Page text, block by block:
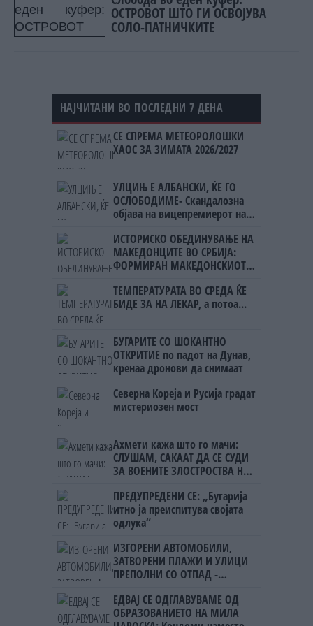
ОСТРОВОТ ШТО ГИ ОСВОЈУВА
СОЛО-ПАТНИЧКИТЕ
НАЈЧИТАНИ ВО ПОСЛЕДНИ 7 ДЕНА
СЕ СПРЕМА МЕТЕОРОЛОШКИ
ХАОС ЗА ЗИМАТА 2026/2027
УЛЦИЊ Е АЛБАНСКИ, ЌЕ ГО
ОСЛОБОДИМЕ- Скандалозна
објава на вицепремиерот на
ИСТОРИСКО ОБЕДИНУВАЊЕ НА
МАКЕДОНЦИТЕ ВО СРБИЈА:
ФОРМИРАН МАКЕДОНСКИОТ
ТЕМПЕРАТУРАТА ВО СРЕДА ЌЕ
БИДЕ ЗА НА ЛЕКАР, а потоа...
БУГАРИТЕ СО ШОКАНТНО
ОТКРИТИЕ по падот на Дунав,
кренаа дронови да снимаат
Северна Кореја и Русија градат
мистериозен мост
Ахмети кажа што го мачи:
СЛУШАМ, САКААТ ДА СЕ СУДИ
ЗА ВОЕНИТЕ ЗЛОСТРОСТВА НА
ПРЕДУПРЕДЕНИ СЕ: „Бугарија
итно ја преиспитува својата
одлука“
ИЗГОРЕНИ АВТОМОБИЛИ,
ЗАТВОРЕНИ ПЛАЖИ И УЛИЦИ
ПРЕПОЛНИ СО ОТПАД -
мигрантскиот бран кон Сеута
ЕДВАЈ СЕ ОДГЛАВУВАМЕ ОД
ОБРАЗОВАНИЕТО НА МИЛА